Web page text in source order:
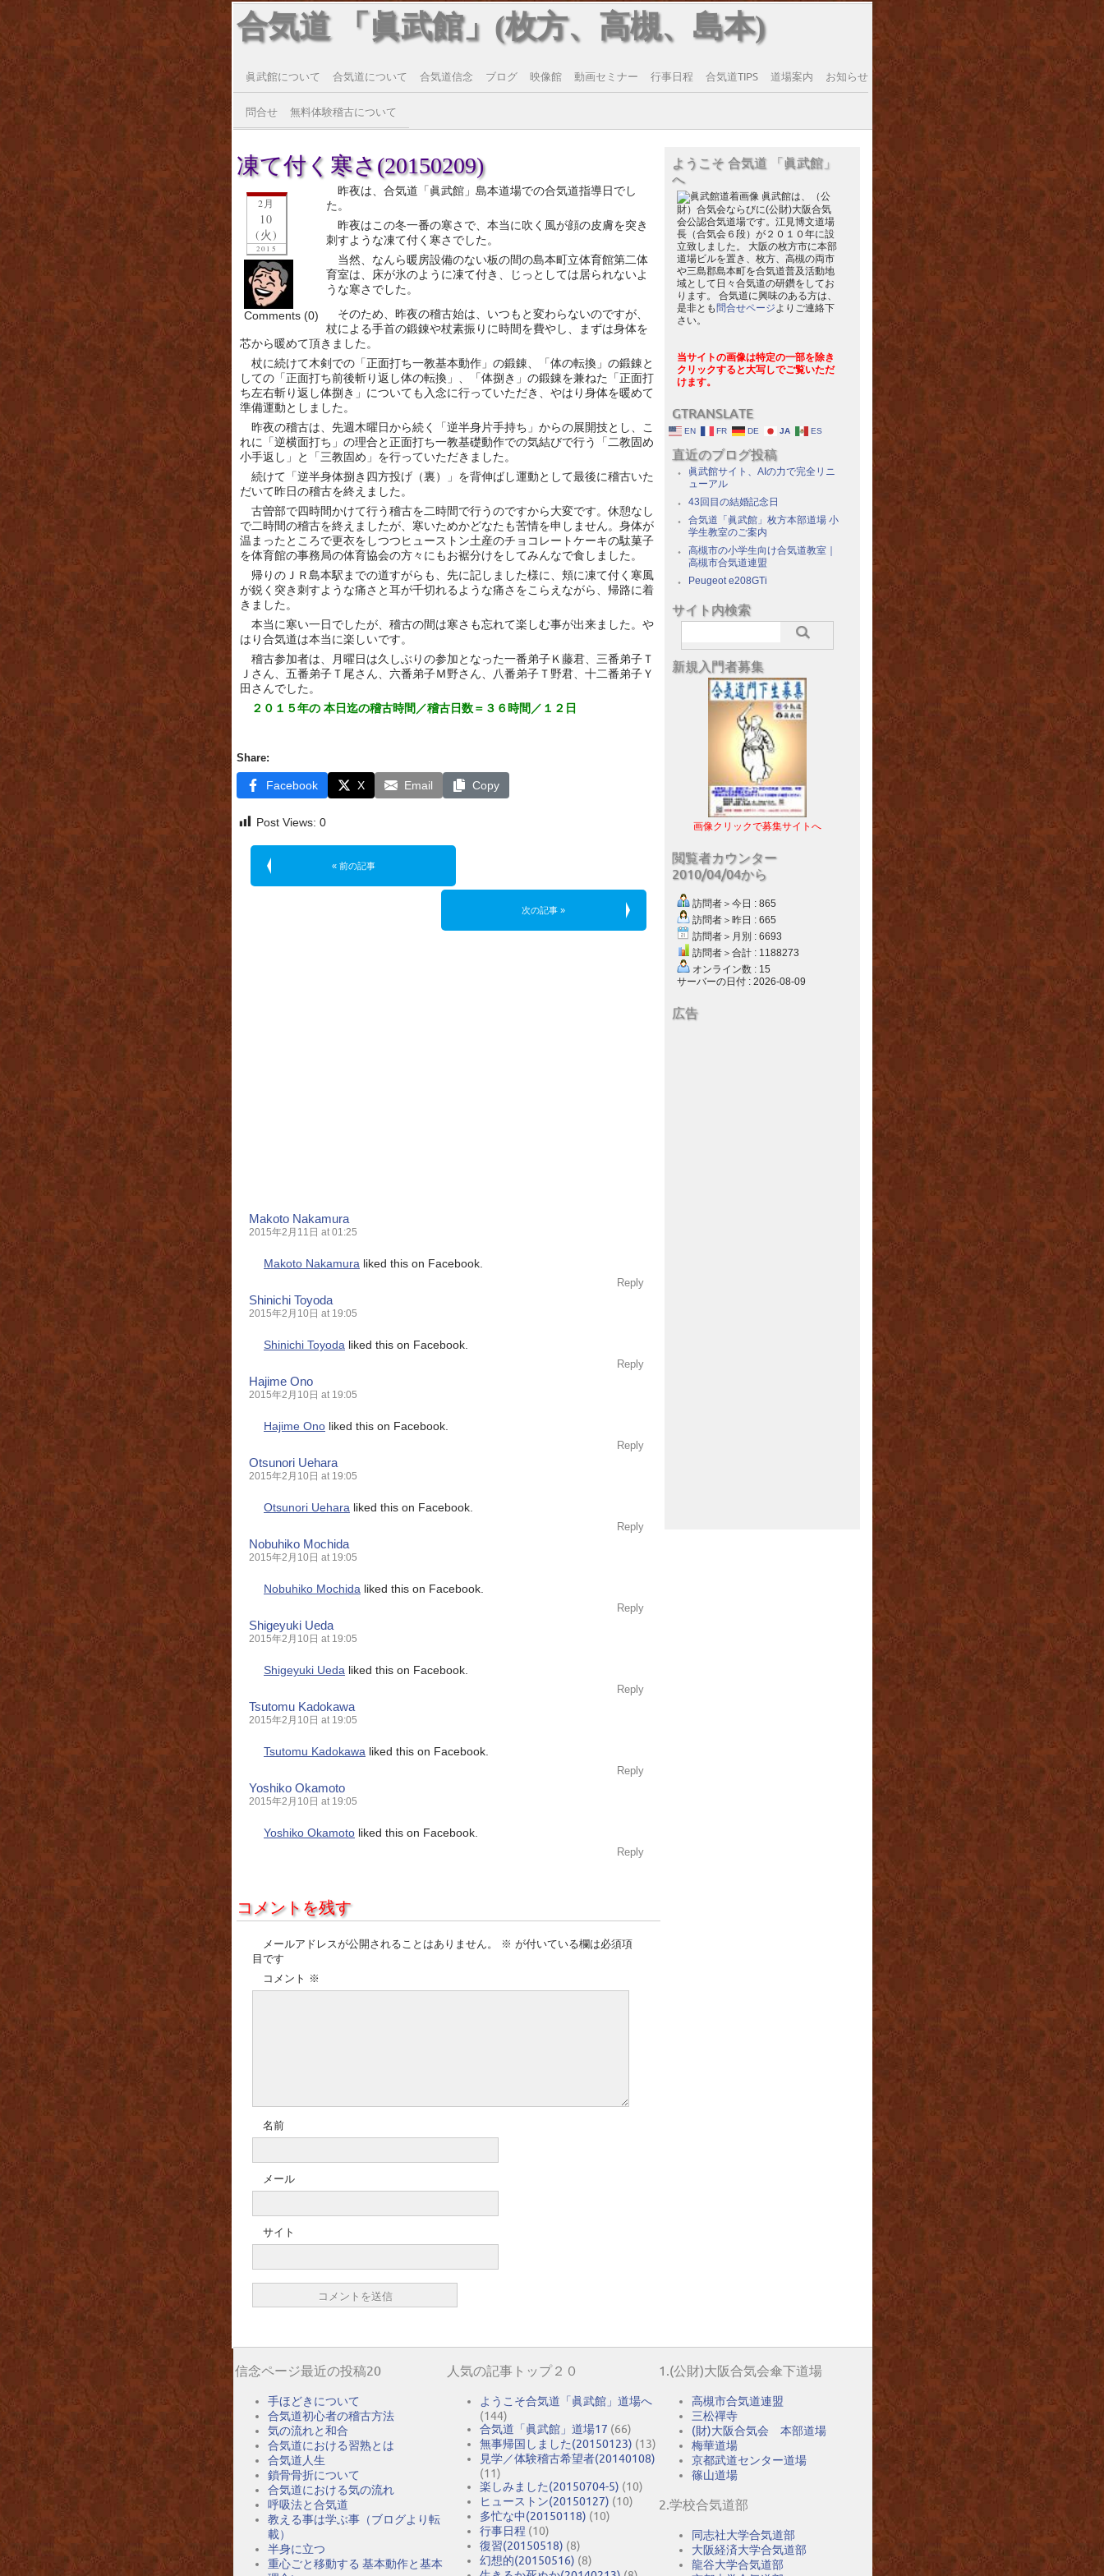
合気道 「眞武館」(枚方、高槻、島本)
眞武館について 合気道について 合気道信念 ブログ 映像館 動画セミナー 行事日程 合気道TIPS 道場案内 お知らせ
問合せ 無料体験稽古について
凍て付く寒さ(20150209)
2月
10
(火)
2015
Comments (0)
昨夜は、合気道「眞武館」島本道場での合気道指導日でし
た。
昨夜はこの冬一番の寒さで、本当に吹く風が顔の皮膚を突き
刺すような凍て付く寒さでした。
当然、なんら暖房設備のない板の間の島本町立体育館第二体
育室は、床が氷のように凍て付き、じっとしては居られないよ
うな寒さでした。
そのため、昨夜の稽古始は、いつもと変わらないのですが、
杖による手首の鍛錬や杖素振りに時間を費やし、まずは身体を
芯から暖めて頂きました。
杖に続けて木剣での「正面打ち一教基本動作」の鍛錬、「体の転換」の鍛錬と
しての「正面打ち前後斬り返し体の転換」、「体捌き」の鍛錬を兼ねた「正面打
ち左右斬り返し体捌き」についても入念に行っていただき、やはり身体を暖めて
準備運動としました。
昨夜の稽古は、先週木曜日から続く「逆半身片手持ち」からの展開技とし、こ
れに「逆横面打ち」の理合と正面打ち一教基礎動作での気結びで行う「二教固め
小手返し」と「三教固め」を行っていただきました。
続けて「逆半身体捌き四方投げ（裏）」を背伸ばし運動として最後に稽古いた
だいて昨日の稽古を終えました。
古曽部で四時間かけて行う稽古を二時間で行うのですから大変です。休憩なし
で二時間の稽古を終えましたが、寒いためかどなたも苦情を申しません。身体が
温まったところで更衣をしつつヒューストン土産のチョコレートケーキの駄菓子
を体育館の事務局の体育協会の方々にもお裾分けをしてみんなで食しました。
帰りのＪＲ島本駅までの道すがらも、先に記しました様に、頬に凍て付く寒風
が鋭く突き刺すような痛さと耳が千切れるような痛さをこらえながら、帰路に着
きました。
本当に寒い一日でしたが、稽古の間は寒さも忘れて楽しむ事が出来ました。や
はり合気道は本当に楽しいです。
稽古参加者は、月曜日は久しぶりの参加となった一番弟子Ｋ藤君、三番弟子Ｔ
Ｊさん、五番弟子Ｔ尾さん、六番弟子Ｍ野さん、八番弟子Ｔ野君、十二番弟子Ｙ
田さんでした。
２０１５年の 本日迄の稽古時間／稽古日数＝３６時間／１２日
Share:
Facebook X Email Copy
Post Views: 0
« 前の記事
次の記事 »
Makoto Nakamura
2015年2月11日 at 01:25
Makoto Nakamura liked this on Facebook.
Reply
Shinichi Toyoda
2015年2月10日 at 19:05
Shinichi Toyoda liked this on Facebook.
Reply
Hajime Ono
2015年2月10日 at 19:05
Hajime Ono liked this on Facebook.
Reply
Otsunori Uehara
2015年2月10日 at 19:05
Otsunori Uehara liked this on Facebook.
Reply
Nobuhiko Mochida
2015年2月10日 at 19:05
Nobuhiko Mochida liked this on Facebook.
Reply
Shigeyuki Ueda
2015年2月10日 at 19:05
Shigeyuki Ueda liked this on Facebook.
Reply
Tsutomu Kadokawa
2015年2月10日 at 19:05
Tsutomu Kadokawa liked this on Facebook.
Reply
Yoshiko Okamoto
2015年2月10日 at 19:05
Yoshiko Okamoto liked this on Facebook.
Reply
コメントを残す
メールアドレスが公開されることはありません。 ※ が付いている欄は必須項
目です
コメント ※
名前
メール
サイト
ようこそ 合気道 「眞武館」
へ
眞武館は、（公
財）合気会ならびに(公財)大阪合気
会公認合気道場です。江見博文道場
長（合気会６段）が２０１０年に設
立致しました。 大阪の枚方市に本部
道場ビルを置き、枚方、高槻の両市
や三島郡島本町を合気道普及活動地
域として日々合気道の研鑽をしてお
ります。 合気道に興味のある方は、
是非とも 問合せページよりご連絡下
さい。
当サイトの画像は特定の一部を除き
クリックすると大写しでご覧いただ
けます。
GTRANSLATE
EN FR DE JA ES
直近のブログ投稿
眞武館サイト、AIの力で完全リニ
ューアル
43回目の結婚記念日
合気道「眞武館」枚方本部道場 小
学生教室のご案内
高槻市の小学生向け合気道教室｜
高槻市合気道連盟
Peugeot e208GTi
サイト内検索
新規入門者募集
画像クリックで募集サイトへ
閲覧者カウンター
2010/04/04から
訪問者＞今日 : 865
訪問者＞昨日 : 665
訪問者＞月別 : 6693
訪問者＞合計 : 1188273
オンライン数 : 15
サーバーの日付 : 2026-08-09
広告
信念ページ最近の投稿20
手ほどきについて
合気道初心者の稽古方法
気の流れと和合
合気道における習熟とは
合気道人生
鎖骨骨折について
合気道における気の流れ
呼吸法と合気道
教える事は学ぶ事（ブログより転
載）
半身に立つ
重心ごと移動する 基本動作と基本
人気の記事トップ２０
ようこそ合気道「眞武館」道場へ
(144)
合気道「眞武館」道場17 (66)
無事帰国しました(20150123) (13)
見学／体験稽古希望者(20140108)
(11)
楽しみました(20150704-5) (10)
ヒューストン(20150127) (10)
多忙な中(20150118) (10)
行事日程 (10)
復習(20150518) (8)
幻想的(20150516) (8)
1.(公財)大阪合気会傘下道場
高槻市合気道連盟
三松禪寺
(財)大阪合気会 本部道場
梅華道場
京都武道センター道場
篠山道場
2.学校合気道部
同志社大学合気道部
大阪経済大学合気道部
龍谷大学合気道部